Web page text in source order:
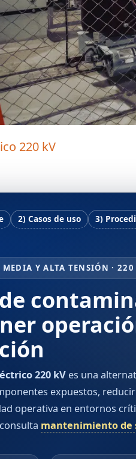
220 kV
2) Casos de uso 3)
MEDIA Y ALTA TENSIÓN ·
220 kV es una
expuestos,
operativa en entornos
mantenimiento de